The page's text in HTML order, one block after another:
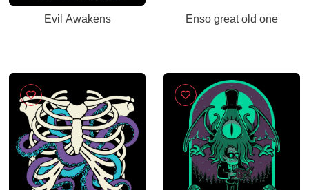
Evil Awakens Enso great old one